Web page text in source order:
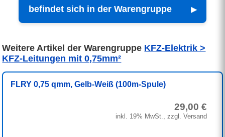
befindet sich in der Warengruppe
Weitere Artikel der Warengruppe KFZ-Elektrik >
KFZ-Leitungen mit 0,75mm²
FLRY 0,75 qmm, Gelb-Weiß (100m-Spule)
29,00 €
inkl. 19% MwSt., zzgl. Versand